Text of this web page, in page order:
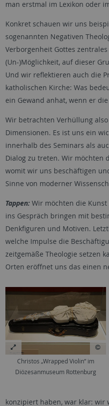
man erstmal im Lexikon oder
Konkret schauen wir uns
sogenannten Negativen
Verborgenheit Gottes
(Un-)Möglichkeit, auf dieser
Und wir reflektieren auch die
katholischen Kirche: Was
ein Gewand anhat, wenn er
Wir betrachten Verhüllung
Dimensionen. Es ist uns ein
innerhalb des Seminars als
Dialog zu treten. Wir möchten
womit wir uns beschäftigen
Sinne von moderner
Tappen: Wir möchten die Kunst
ins Gespräch bringen mit
Denkfiguren und Motiven.
welche Impulse die
zeitgemäße Theologie setzen
Orten eröffnet uns das einen
Christos „Wrapped Violin“ im
Diözesanmuseum Rottenburg
konzipiert haben, war klar: